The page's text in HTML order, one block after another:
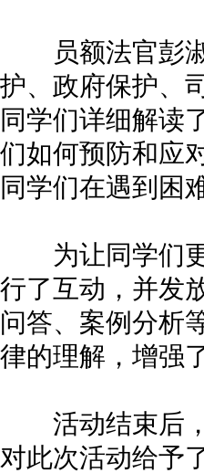
员额法官彭淑
护、政府保护、
同学们详细解读
们如何预防和应
同学们在遇到困
为让同学们更
行了互动，并发
问答、案例分析
律的理解，增强
活动结束后，
对此次活动给予